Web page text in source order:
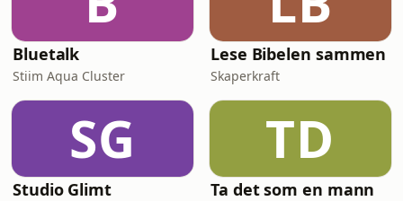
Bluetalk
Stiim Aqua Cluster
Lese Bibelen sammen
Skaperkraft
SG
Studio Glimt
TD
Ta det som en mann